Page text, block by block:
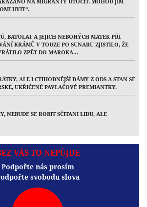
BATOLAT A JEJICH NEBOHÝCH MATEK PŘI
KRÁMŮ V TOUZE PO SUNARU ZJISTILO, ŽE
ZPĚT DO MAROKA…
ALE I CTIHODNĚJŠÍ DÁMY Z ODS A STAN SE
UKŘIČENÉ PAVLAČOVÉ PREMIANTKY.
NEBUDE SE ROBIT SČITANI LIDU, ALE
VÁS TO NEPŮJDE
Podpořte nás prosím
svobodu slova